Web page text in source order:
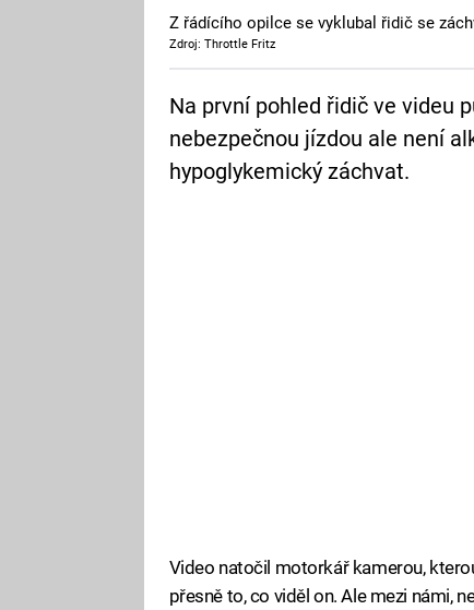
Z řádícího opilce se vyklubal řidič se
Zdroj: Throttle Fritz
Na první pohled řidič ve videu
nebezpečnou jízdou ale není
hypoglykemický záchvat.
Video natočil motorkář kamerou,
přesně to, co viděl on. Ale mezi námi,